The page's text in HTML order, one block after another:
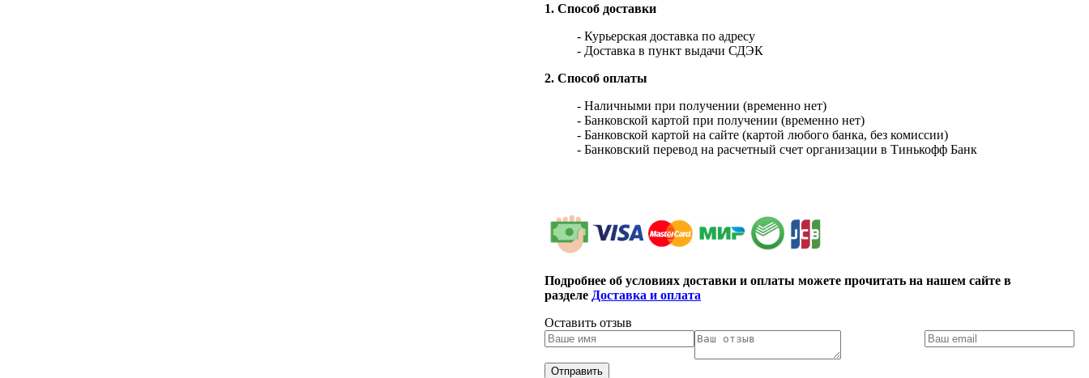
1. Способ доставки
- Курьерская доставка по адресу
- Доставка в пункт выдачи СДЭК
2. Способ оплаты
- Наличными при получении (временно нет)
- Банковской картой при получении (временно нет)
- Банковской картой на сайте (картой любого банка, без комиссии)
- Банковский перевод на расчетный счет организации в Тинькофф Банк
Подробнее об условиях доставки и оплаты можете прочитать на нашем сайте в
разделе Доставка и оплата
Оставить отзыв